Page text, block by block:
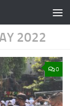
2022
0